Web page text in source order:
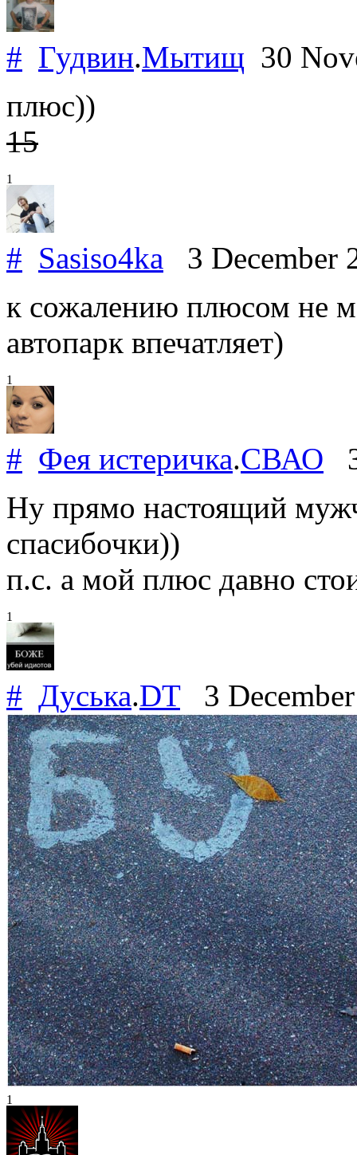
# Гудвин.Мытищ 30
плюс))
15
1
# Sasiso4ka 3 December
к сожалению плюсом не
автопарк впечатляет)
1
# Фея истеричка.СВАО
Ну прямо настоящий
спасибочки))
п.с. а мой плюс давно
1
# Дуська.DT3
1